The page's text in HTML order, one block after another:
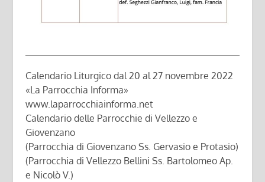
Calendario Liturgico dal 20 al 27 novembre 2022
«La Parrocchia Informa»
www.laparrocchiainforma.net
Calendario delle Parrocchie di Vellezzo e
Giovenzano
(Parrocchia di Giovenzano Ss. Gervasio e Protasio)
(Parrocchia di Vellezzo Bellini Ss. Bartolomeo Ap.
e Nicolò V.)